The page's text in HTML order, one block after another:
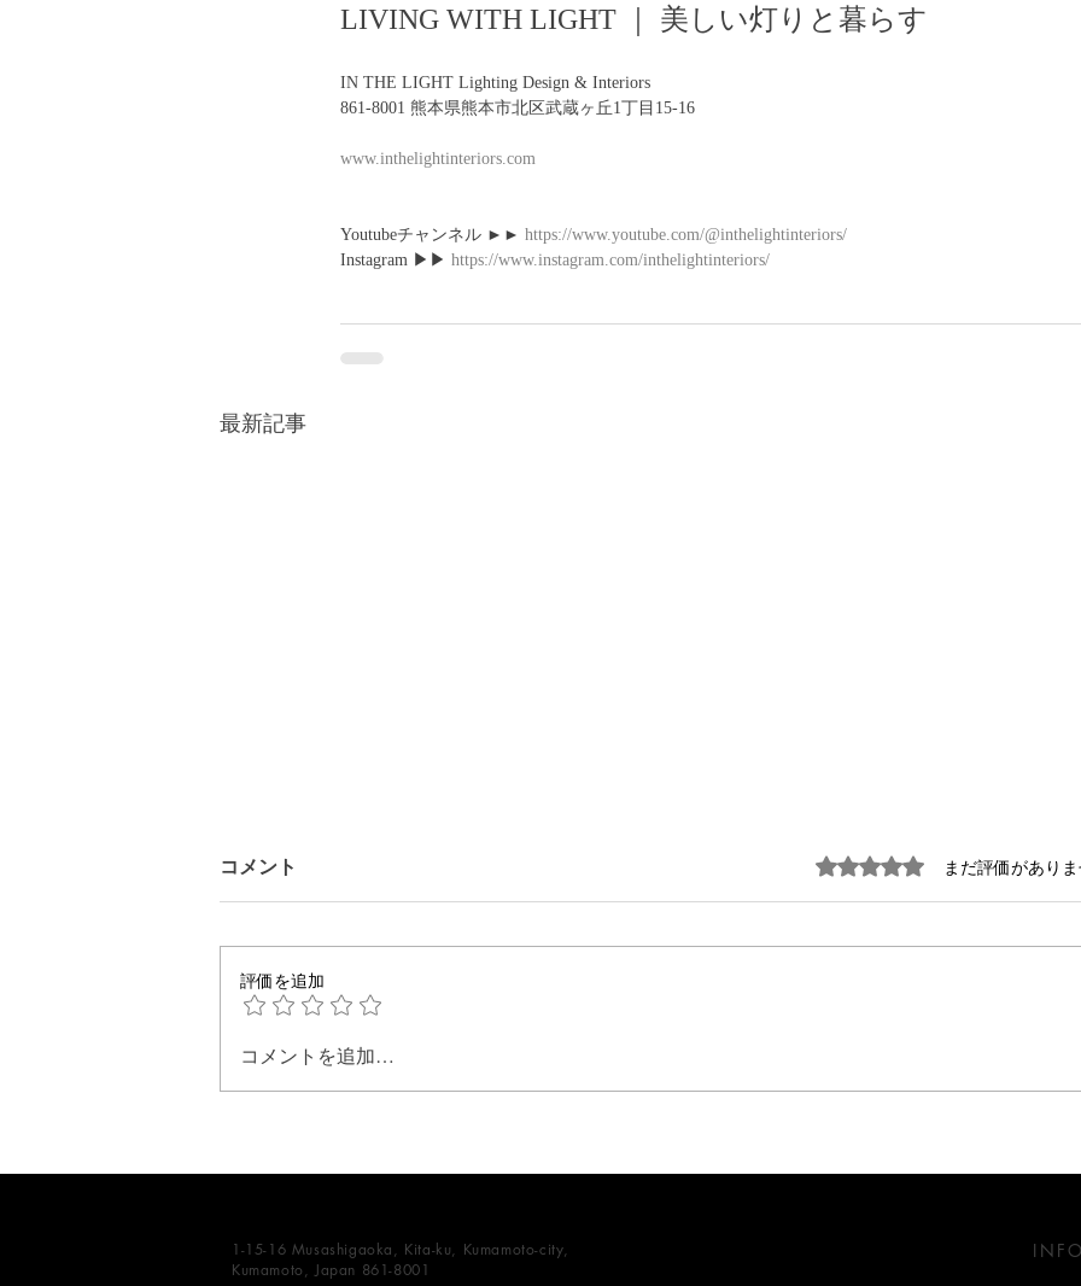
LIVING WITH LIGHT ｜ 美しい灯りと暮らす
IN THE LIGHT Lighting Design & Interiors
861-8001 熊本県熊本市北区武蔵ヶ丘1丁目15-16
www.inthelightinteriors.com
Youtubeチャンネル ►► https://www.youtube.com/@inthelightinteriors/
Instagram ▶︎▶︎ https://www.instagram.com/inthelightinteriors/
最新記事
陰影をデザインする
陰翳
コメント 5つ星のうち0と評価されています
まだ評価があり
評価を追加
コメントを追加…
1-15-16 Musashigaoka, Kita-ku, Kumamoto-city,
Kumamoto, Japan 861-8001